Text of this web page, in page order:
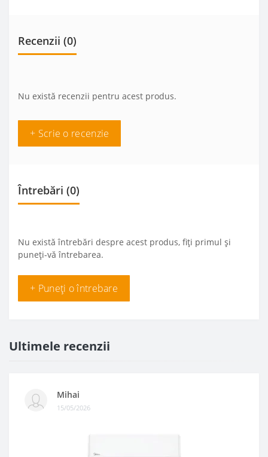
Recenzii (0)
Nu există recenzii pentru acest produs.
+ Scrie o recenzie
Întrebări (0)
Nu există întrebări despre acest produs, fiți primul și
puneți-vă întrebarea.
+ Puneți o întrebare
Ultimele recenzii
Mihai
15/05/2026